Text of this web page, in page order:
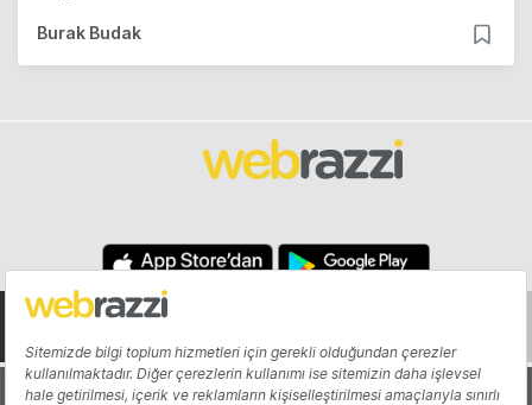
Burak Budak
Hakkında Yazarlar